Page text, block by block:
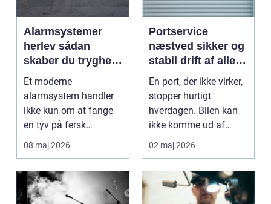
Alarmsystemer
herlev sådan
skaber du tryghed
i hverdagen
Et moderne
alarmsystem handler
ikke kun om at fange
en tyv på fersk
gerning. Det handler
lige så meg...
08 maj 2026
Portservice
næstved sikker og
stabil drift af alle
typer porte
En port, der ikke virker,
stopper hurtigt
hverdagen. Bilen kan
ikke komme ud af
garagen, varebilen s...
02 maj 2026